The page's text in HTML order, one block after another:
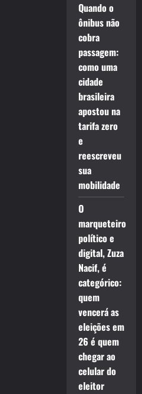
Quando o
ônibus não
cobra
passagem:
como uma
cidade
brasileira
apostou na
tarifa zero
e
reescreveu
sua
mobilidade
O
marqueteiro
político e
digital, Zuza
Nacif, é
categórico:
quem
vencerá as
eleições em
26 é quem
chegar ao
celular do
eleitor